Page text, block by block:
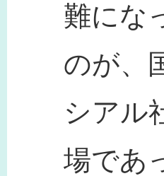
難にな
のが、
シアル
場であ